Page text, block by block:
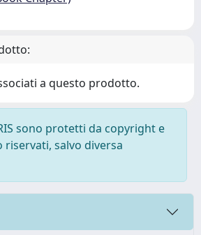
a questo prodotto.
sono protetti da copyright e
salvo diversa